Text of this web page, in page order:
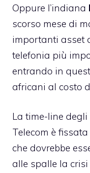
Oppure l’indiana
scorso mese di
importanti asset
telefonia più
entrando in
africani al costo
La time-line
Telecom è
che dovrebbe
alle spalle la crisi